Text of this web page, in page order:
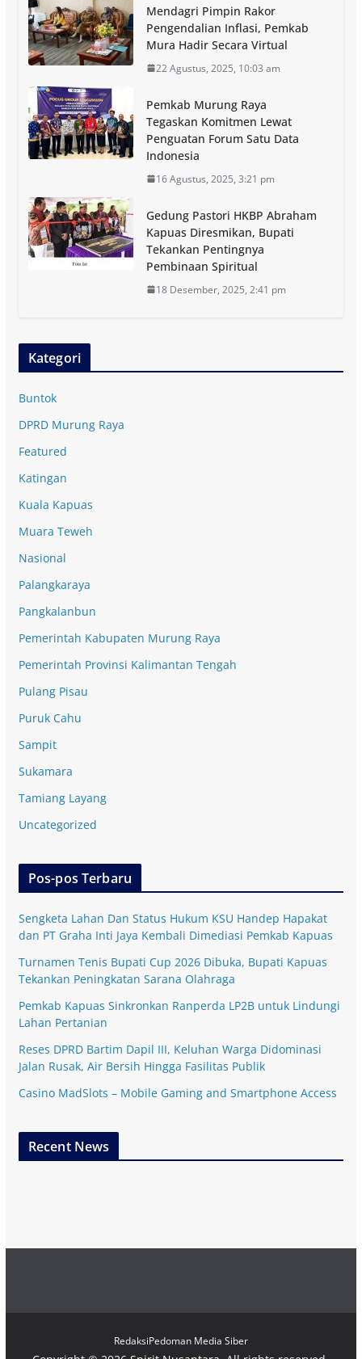
Mendagri Pimpin Rakor
Pengendalian Inflasi, Pemkab
Mura Hadir Secara Virtual
22 Agustus, 2025, 10:03 am
Pemkab Murung Raya
Tegaskan Komitmen Lewat
Penguatan Forum Satu Data
Indonesia
16 Agustus, 2025, 3:21 pm
Gedung Pastori HKBP Abraham
Kapuas Diresmikan, Bupati
Tekankan Pentingnya
Pembinaan Spiritual
18 Desember, 2025, 2:41 pm
Kategori
Buntok
DPRD Murung Raya
Featured
Katingan
Kuala Kapuas
Muara Teweh
Nasional
Palangkaraya
Pangkalanbun
Pemerintah Kabupaten Murung Raya
Pemerintah Provinsi Kalimantan Tengah
Pulang Pisau
Puruk Cahu
Sampit
Sukamara
Tamiang Layang
Uncategorized
Pos-pos Terbaru
Sengketa Lahan Dan Status Hukum KSU Handep Hapakat
dan PT Graha Inti Jaya Kembali Dimediasi Pemkab Kapuas
Turnamen Tenis Bupati Cup 2026 Dibuka, Bupati Kapuas
Tekankan Peningkatan Sarana Olahraga
Pemkab Kapuas Sinkronkan Ranperda LP2B untuk Lindungi
Lahan Pertanian
Reses DPRD Bartim Dapil III, Keluhan Warga Didominasi
Jalan Rusak, Air Bersih Hingga Fasilitas Publik
Casino MadSlots – Mobile Gaming and Smartphone Access
Recent News
RedaksiPedoman Media Siber